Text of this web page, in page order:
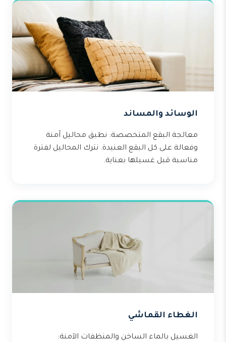
الوسائد والمساند
معالجة البقع المتخصصة: نطبق محاليل آمنة
وفعالة على كل البقع العنيدة. نترك المحاليل لفترة
مناسبة قبل غسيلها بعناية.
الغطاء القماشي
الغسيل بالماء الساخن والمنظفات الآمنة: